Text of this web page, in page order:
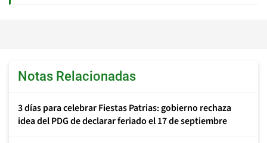
Notas Relacionadas
3 días para celebrar Fiestas Patrias: gobierno rechaza
idea del PDG de declarar feriado el 17 de septiembre